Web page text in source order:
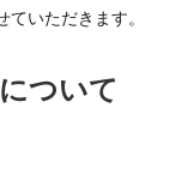
いただきます。
ついて